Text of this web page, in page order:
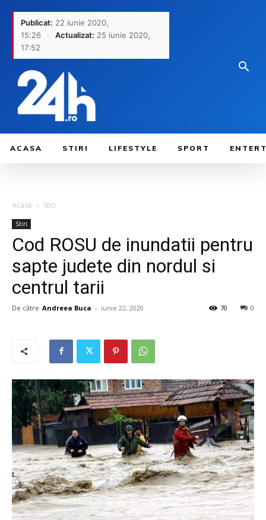
Publicat: 22 iunie 2020,
15:26
· Actualizat: 25 iunie 2020,
17:52
ACASA STIRI LIFESTYLE SPORT
Acasă Stiri
Stiri
Cod ROSU de inundatii pentru
sapte judete din nordul si
centrul tarii
De către Andreea Buca - iunie 22, 2020 0
70